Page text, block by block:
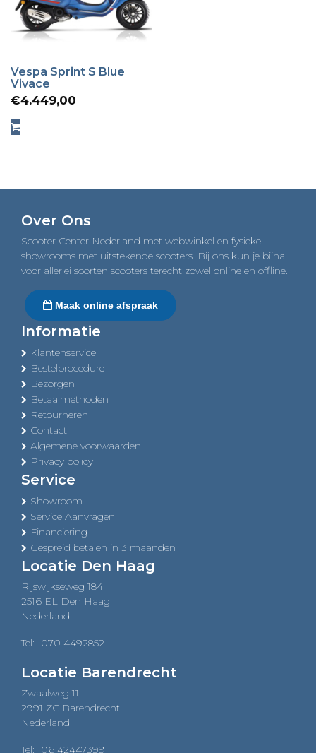
Vespa Sprint S Blue
Vivace
€4.449,00
Over Ons
Scooter Center Nederland met webwinkel en fysieke
showrooms met uitstekende scooters. Bij ons kun je bijna
voor allerlei soorten scooters terecht zowel online en offline.
Maak online afspraak
Informatie
Klantenservice
Bestelprocedure
Bezorgen
Betaalmethoden
Retourneren
Contact
Algemene voorwaarden
Privacy policy
Service
Showroom
Service Aanvragen
Financiering
Gespreid betalen in 3 maanden
Locatie Den Haag
Rijswijkseweg 184
2516 EL Den Haag
Nederland
Tel: 070 4492852
Locatie Barendrecht
Zwaalweg 11
2991 ZC Barendrecht
Nederland
Tel: 06 42447399